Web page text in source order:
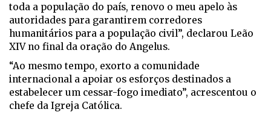
toda a população do país, renovo o meu apelo às
autoridades para garantirem corredores
humanitários para a população civil”, declarou Leão
XIV no final da oração do Angelus.
“Ao mesmo tempo, exorto a comunidade
internacional a apoiar os esforços destinados a
estabelecer um cessar-fogo imediato”, acrescentou o
chefe da Igreja Católica.